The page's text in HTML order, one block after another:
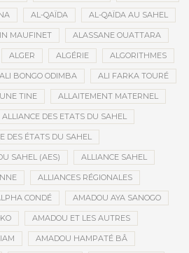
AL-QAÏDA AL-QAÏDA AU SAHEL
MAUFINET ALASSANE OUATTARA
ALGER ALGÉRIE ALGORITHMES
ALI BONGO ODIMBA ALI FARKA TOURÉ
TINE ALLAITEMENT MATERNEL
ALLIANCE DES ETATS DU SAHEL
DES ÉTATS DU SAHEL
SAHEL (AES) ALLIANCE SAHEL
ALLIANCES RÉGIONALES
CONDÉ AMADOU AYA SANOGO
AMADOU ET LES AUTRES
AMADOU HAMPATÉ BÂ